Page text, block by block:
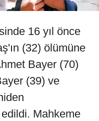
16 yıl önce
(32) ölümüne
Bayer (70)
(39) ve
edildi. Mahkeme